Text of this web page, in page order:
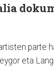
parte
eta